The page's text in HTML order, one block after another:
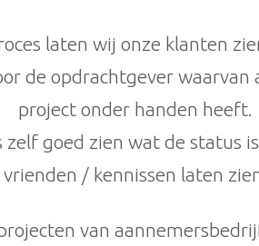
laten wij onze klanten
de opdrachtgever
project onder handen heeft.
goed zien wat de status
vrienden / kennissen laten
van